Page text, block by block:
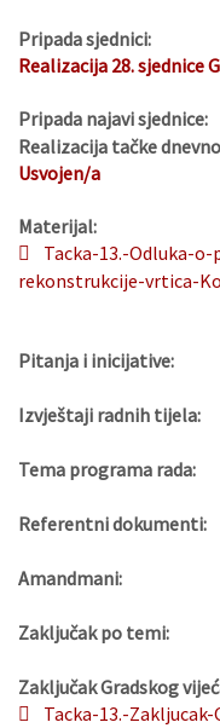
Pripada sjednici:
Realizacija 28. sjednice
Pripada najavi sjednice:
Realizacija tačke
Usvojen/a
Materijal:
Tacka-13.-Odluka-
rekonstrukcije-vrtica-
Pitanja i inicijative:
Izvještaji radnih tijela:
Tema programa rada:
Referentni dokumenti:
Amandmani:
Zaključak po temi:
Zaključak Gradskog
Tacka-13.-